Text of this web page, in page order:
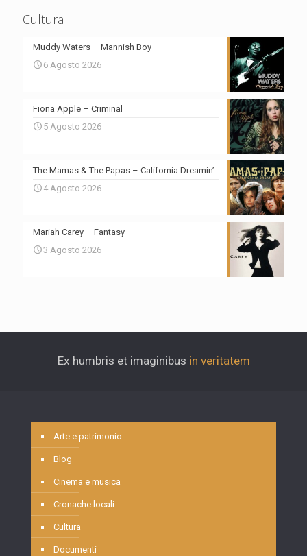
Cultura
Muddy Waters – Mannish Boy
6 Agosto 2026
Fiona Apple – Criminal
5 Agosto 2026
The Mamas & The Papas – California Dreamin’
4 Agosto 2026
Mariah Carey – Fantasy
3 Agosto 2026
Ex humbris et imaginibus in veritatem
Arte e patrimonio
Blog
Cinema e musica
Cronache locali
Cultura
Documenti